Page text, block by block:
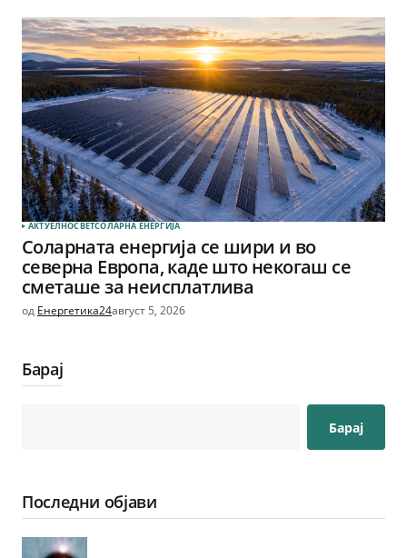
АКТУЕЛНОСВЕТСОЛАРНА EНЕРГИЈА
Соларната енергија се шири и во
северна Европа, каде што некогаш се
сметаше за неисплатлива
од Енергетика24август 5, 2026
Барај
Барај
Последни објави